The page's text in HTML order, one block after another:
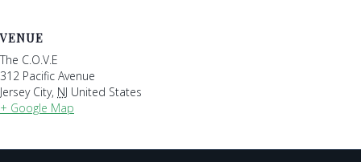
VENUE
The C.O.V.E
312 Pacific Avenue
Jersey City, NJ United States
+ Google Map